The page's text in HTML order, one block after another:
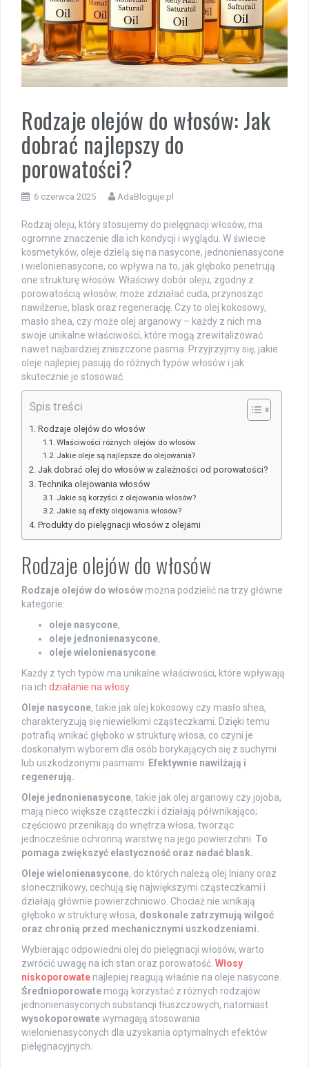
Rodzaje olejów do włosów: Jak
dobrać najlepszy do
porowatości?
6 czerwca 2025 AdaBloguje.pl
Rodzaj oleju, który stosujemy do pielęgnacji włosów, ma
ogromne znaczenie dla ich kondycji i wyglądu. W świecie
kosmetyków, oleje dzielą się na nasycone, jednonienasycone
i wielonienasycone, co wpływa na to, jak głęboko penetrują
one strukturę włosów. Właściwy dobór oleju, zgodny z
porowatością włosów, może zdziałać cuda, przynosząc
nawilżenie, blask oraz regenerację. Czy to olej kokosowy,
masło shea, czy może olej arganowy – każdy z nich ma
swoje unikalne właściwości, które mogą zrewitalizować
nawet najbardziej zniszczone pasma. Przyjrzyjmy się, jakie
oleje najlepiej pasują do różnych typów włosów i jak
skutecznie je stosować.
Spis treści
Rodzaje olejów do włosów
Właściwości różnych olejów do włosów
Jakie oleje są najlepsze do olejowania?
Jak dobrać olej do włosów w zależności od porowatości?
Technika olejowania włosów
Jakie są korzyści z olejowania włosów?
Jakie są efekty olejowania włosów?
Produkty do pielęgnacji włosów z olejami
Rodzaje olejów do włosów
Rodzaje olejów do włosów można podzielić na trzy główne
kategorie:
oleje nasycone,
oleje jednonienasycone,
oleje wielonienasycone
Każdy z tych typów ma unikalne właściwości, które wpływają
na ich działanie na włosy.
Oleje nasycone, takie jak olej kokosowy czy masło shea,
charakteryzują się niewielkimi cząsteczkami. Dzięki temu
potrafią wnikać głęboko w strukturę włosa, co czyni je
doskonałym wyborem dla osób borykających się z suchymi
lub uszkodzonymi pasmami. Efektywnie nawilżają i
regenerują.
Oleje jednonienasycone, takie jak olej arganowy czy jojoba,
mają nieco większe cząsteczki i działają półwnikająco;
częściowo przenikają do wnętrza włosa, tworząc
jednocześnie ochronną warstwę na jego powierzchni. To
pomaga zwiększyć elastyczność oraz nadać blask.
Oleje wielonienasycone, do których należą olej lniany oraz
słonecznikowy, cechują się największymi cząsteczkami i
działają głównie powierzchniowo. Chociaż nie wnikają
głęboko w strukturę włosa, doskonale zatrzymują wilgoć
oraz chronią przed mechanicznymi uszkodzeniami.
Wybierając odpowiedni olej do pielęgnacji włosów, warto
zwrócić uwagę na ich stan oraz porowatość. Włosy
niskoporowate najlepiej reagują właśnie na oleje nasycone.
Średnioporowate mogą korzystać z różnych rodzajów
jednonienasyconych substancji tłuszczowych, natomiast
wysokoporowatewymagają stosowania
wielonienasyconych dla uzyskania optymalnych efektów
pielęgnacyjnych.